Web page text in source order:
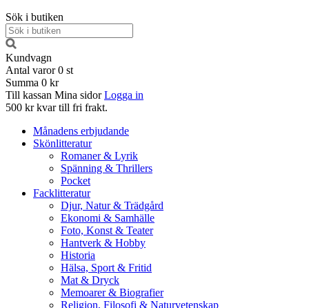
Sök i butiken
Kundvagn
Antal varor 0 st
Summa 0 kr
Till kassan Mina sidor Logga in
500 kr kvar till fri frakt.
Månadens erbjudande
Skönlitteratur
Romaner & Lyrik
Spänning & Thrillers
Pocket
Facklitteratur
Djur, Natur & Trädgård
Ekonomi & Samhälle
Foto, Konst & Teater
Hantverk & Hobby
Historia
Hälsa, Sport & Fritid
Mat & Dryck
Memoarer & Biografier
Religion, Filosofi & Naturvetenskap